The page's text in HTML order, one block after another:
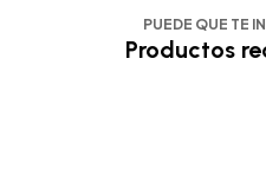
PUEDE QUE TE
Productos